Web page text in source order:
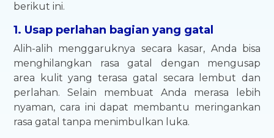
berikut ini.
1. Usap perlahan bagian yang gatal
Alih-alih menggaruknya secara kasar, Anda bisa
menghilangkan rasa gatal dengan mengusap
area kulit yang terasa gatal secara lembut dan
perlahan. Selain membuat Anda merasa lebih
nyaman, cara ini dapat membantu meringankan
rasa gatal tanpa menimbulkan luka.